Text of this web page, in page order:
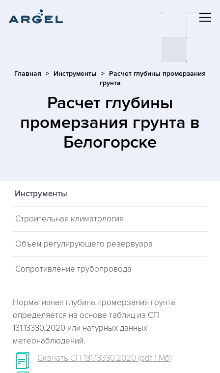
Главная Инструменты
Расчет глубины промерзания
грунта
Расчет глубины
промерзания грунта в
Белогорске
Инструменты
Строительная климатология
Объем регулирующего резервуара
Сопротивление трубопровода
Нормативная глубина промерзания грунта
определяется на основе таблиц из СП
131.13330.2020 или натурных данных
метеонаблюдений.
Скачать СП 131.13330.2020 (pdf 1 Мб)